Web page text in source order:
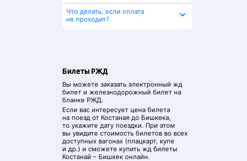
Что делать, если оплата
не проходит?
Билеты РЖД
Вы можете заказать электронный жд
билет и железнодорожный билет на
бланке РЖД.
Если вас интересует цена билета
на поезд от Костаная до Бишкека,
то укажите дату поездки. При этом
вы увидите стоимость билетов во всех
доступных вагонах (плацкарт, купе
и др.) и сможете купить жд билеты
Костанай – Бишкек онлайн.